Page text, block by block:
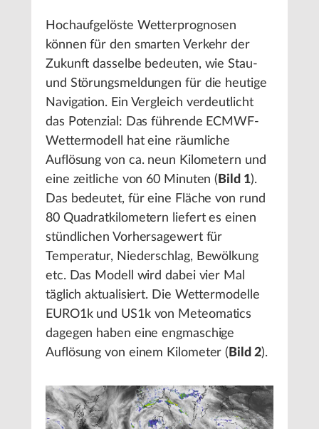
Hochaufgelöste Wetterprognosen
können für den smarten Verkehr der
Zukunft dasselbe bedeuten, wie Stau-
und Störungsmeldungen für die heutige
Navigation. Ein Vergleich verdeutlicht
das Potenzial: Das führende ECMWF-
Wettermodell hat eine räumliche
Auflösung von ca. neun Kilometern und
eine zeitliche von 60 Minuten ( Bild 1).
Das bedeutet, für eine Fläche von rund
80 Quadratkilometern liefert es einen
stündlichen Vorhersagewert für
Temperatur, Niederschlag, Bewölkung
etc. Das Modell wird dabei vier Mal
täglich aktualisiert. Die Wettermodelle
EURO1k und US1k von Meteomatics
dagegen haben eine engmaschige
Auflösung von einem Kilometer ( Bild 2).